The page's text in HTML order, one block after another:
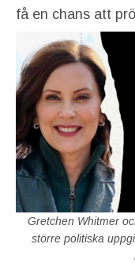
få en chans att
Gretchen Whitmer
större politiska